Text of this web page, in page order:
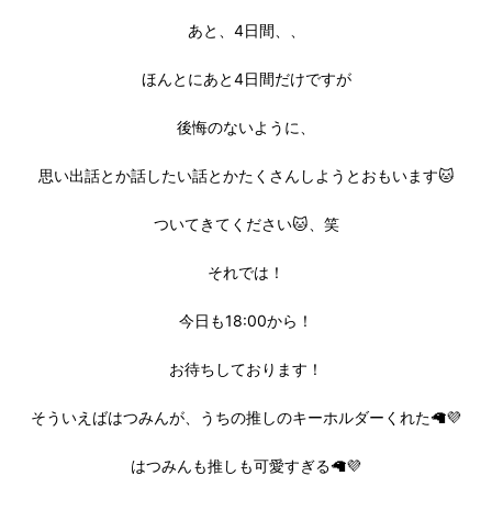
あと、4日間、、
ほんとにあと4日間だけですが
後悔のないように、
思い出話とか話したい話とかたくさんしようとおもいます🐱
ついてきてください🐱、笑
それでは！
今日も18:00から！
お待ちしております！
そういえばはつみんが、うちの推しのキーホルダーくれた🦙💜
はつみんも推しも可愛すぎる🦙💜